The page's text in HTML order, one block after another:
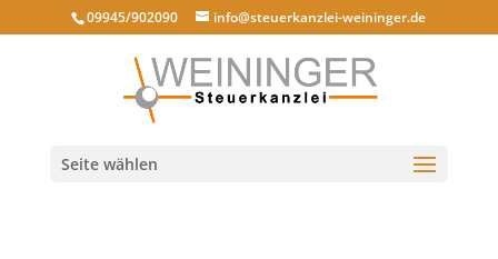
09945/902090 info@steuerkanzlei-weininger.de
Seite wählen